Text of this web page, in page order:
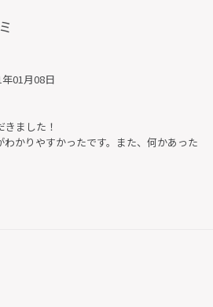
年01月08日
ました！
かりやすかったです。また、何かあった